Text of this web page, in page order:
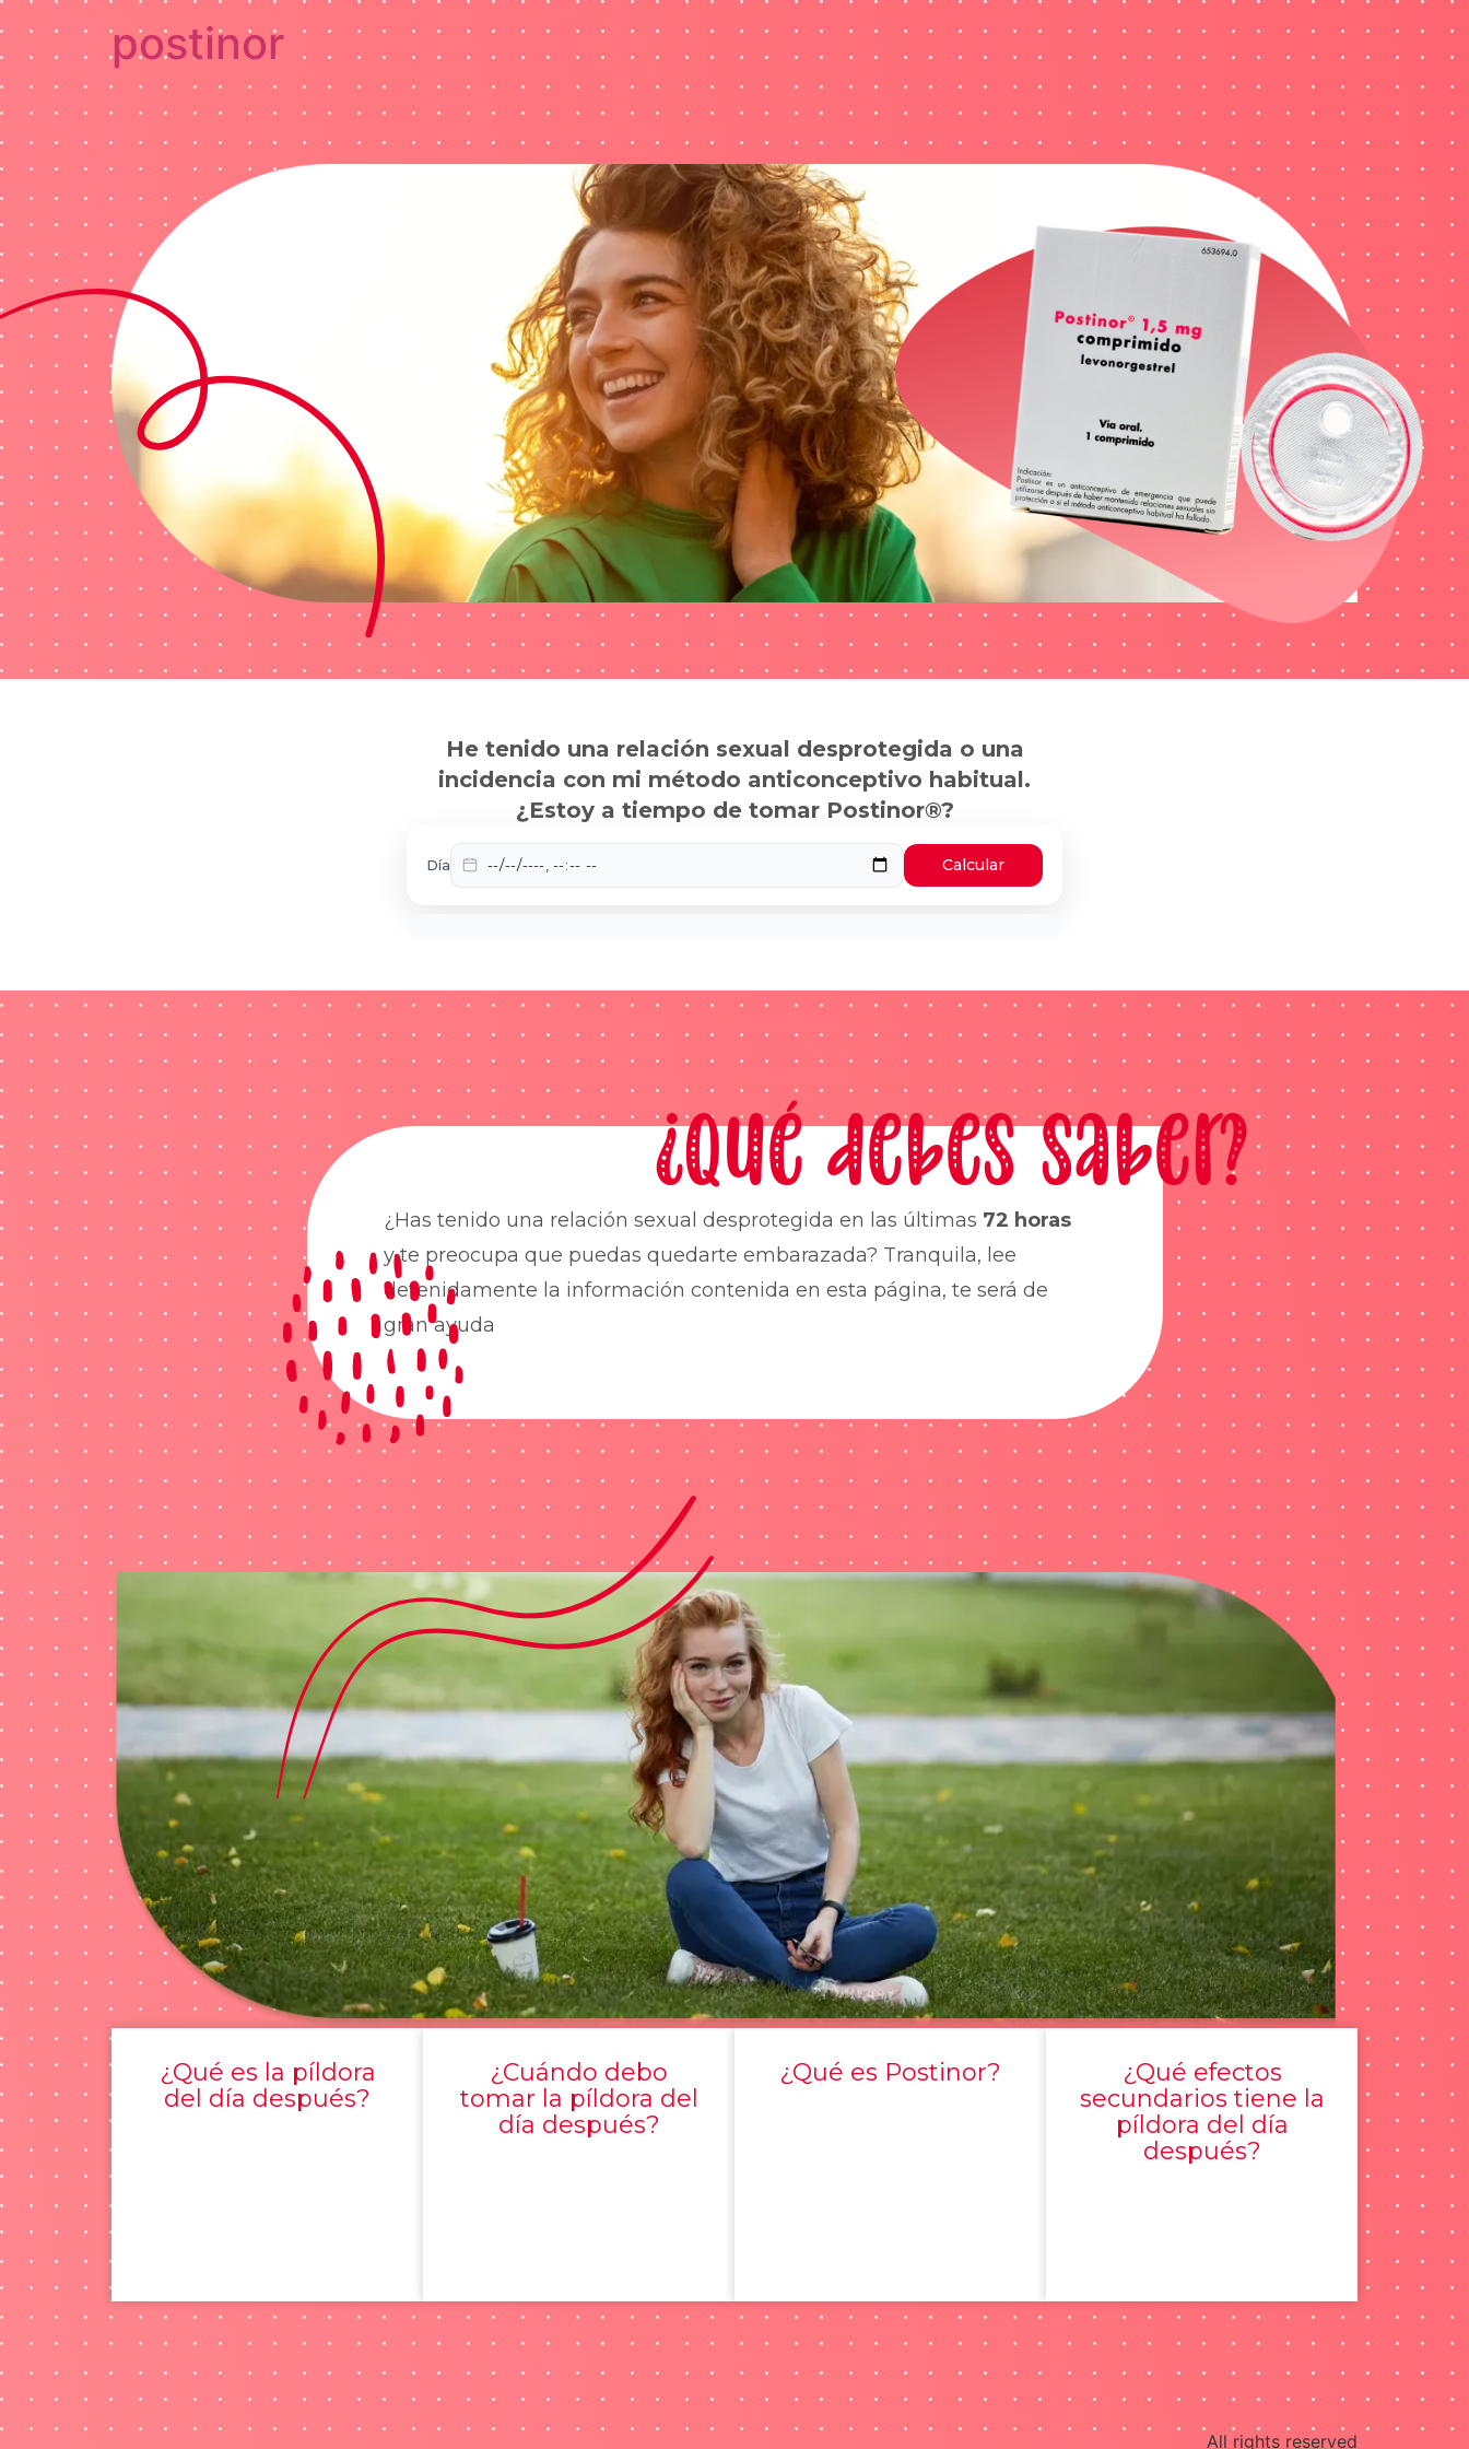
postinor
He tenido una relación sexual desprotegida o una
incidencia con mi método anticonceptivo habitual.
¿Estoy a tiempo de tomar Postinor®?
Día Calcular
¿Qué debes saber?
¿Has tenido una relación sexual desprotegida en las últimas 72 horas
y te preocupa que puedas quedarte embarazada? Tranquila, lee
detenidamente la información contenida en esta página, te será de
gran ayuda
¿Qué es la píldora
del día después?
¿Cuándo debo
tomar la píldora del
día después?
¿Qué es Postinor?
¿Qué efectos
secundarios tiene la
píldora del día
después?
All rights reserved